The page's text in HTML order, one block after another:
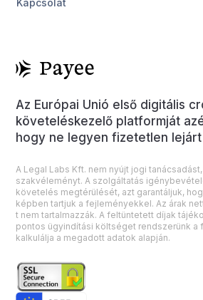
Kapcsolat
Az Európai Unió első digitális
követeléskezelő platformját
hogy ne legyen fizetetlen
A Legal Labs Kft. nem nyújt jogi
szakvéleményt. A szolgáltatás
követelés megtérülését, azt garantáljuk,
képben tartjuk a fejleményekkel. Az árak
t nem tartalmazzák. A feltüntetett díjak
pontos ügyindítási költséget rendszerünk a
kalkulálja a megadott adatok alapján.